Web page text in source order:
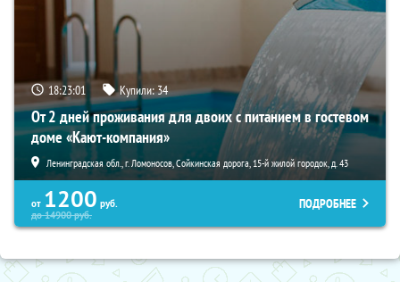
18:23:00 Купили:34
От 2 дней проживания для двоих с питанием в гостевом
доме «Кают-компания»
Ленинградская обл., г. Ломоносов, Сойкинская дорога, 15-й жилой городок, д. 43
от 1200 руб.
до14900руб.
ПОДРОБНЕЕ